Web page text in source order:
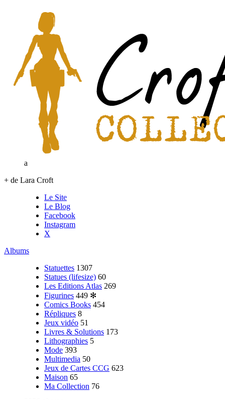
a
+ de Lara Croft
Le Site
Le Blog
Facebook
Instagram
X
Albums
Statuettes 1307
Statues (lifesize) 60
Les Editions Atlas 269
Figurines 449 ✻
Comics Books 454
Répliques 8
Jeux vidéo 51
Livres & Solutions 173
Lithographies 5
Mode 393
Multimedia 50
Jeux de Cartes CCG 623
Maison 65
Ma Collection 76